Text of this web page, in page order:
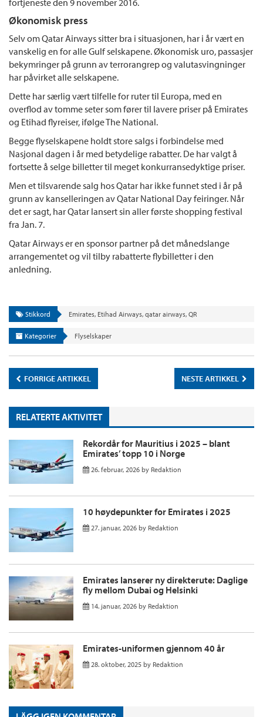
Økonomisk press
Selv om Qatar Airways sitter bra i situasjonen, har i år vært en
vanskelig en for alle Gulf selskapene. Økonomisk uro, passasjer
bekymringer på grunn av terrorangrep og valutasvingninger
har påvirket alle selskapene.
Dette har særlig vært tilfelle for ruter til Europa, med en
overflod av tomme seter som fører til lavere priser på Emirates
og Etihad flyreiser, ifølge The National.
Begge flyselskapene holdt store salgs i forbindelse med
Nasjonal dagen i år med betydelige rabatter. De har valgt å
fortsette å selge billetter til meget konkurransedyktige priser.
Men et tilsvarende salg hos Qatar har ikke funnet sted i år på
grunn av kanselleringen av Qatar National Day feiringer. Når
det er sagt, har Qatar lansert sin aller første shopping festival
fra Jan. 7.
Qatar Airways er en sponsor partner på det månedslange
arrangementet og vil tilby rabatterte flybilletter i den
anledning.
Stikkord Emirates, Etihad Airways, qatar airways, QR
Kategorier Flyselskaper
FORRIGE ARTIKKEL NESTE ARTIKKEL
RELATERTE AKTIVITET
Rekordår for Mauritius i 2025 – blant
Emirates’ topp 10 i Norge
26. februar, 2026 by Redaktion
10 høydepunkter for Emirates i 2025
27. januar, 2026 by Redaktion
Emirates lanserer ny direkterute: Daglige
fly mellom Dubai og Helsinki
14. januar, 2026 by Redaktion
Emirates-uniformen gjennom 40 år
28. oktober, 2025 by Redaktion